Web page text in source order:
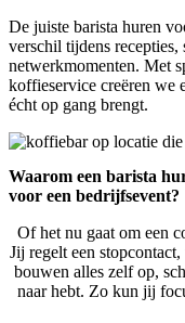
De juiste barista huren
verschil tijdens
netwerkmomenten. Met
koffieservice creëren we
écht op gang brengt.
Waarom een barista
voor een bedrijfsevent?
Of het nu gaat om een
Jij regelt een
bouwen alles zelf op,
naar hebt. Zo kun jij